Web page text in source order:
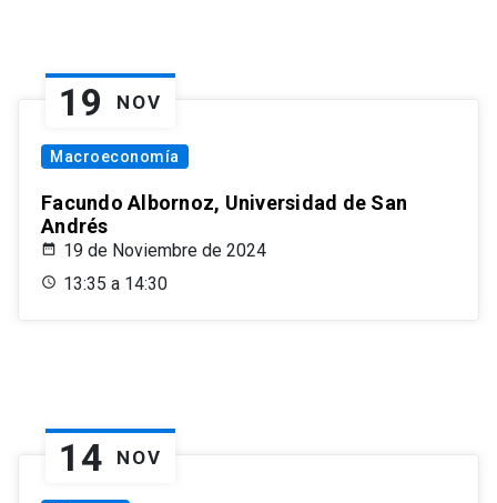
19 NOV
Macroeconomía
Facundo Albornoz, Universidad de San
Andrés
19 de Noviembre de 2024
13:35 a 14:30
14 NOV